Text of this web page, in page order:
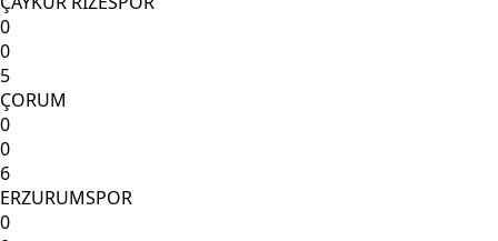
0
0
5
ÇORUM
0
0
6
ERZURUMSPOR
0